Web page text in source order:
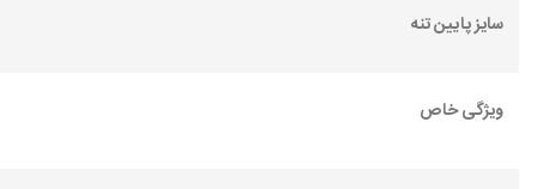
سایز پایین تنه
ویژگی خاص